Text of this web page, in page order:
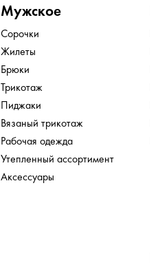
Мужское
Сорочки
Жилеты
Брюки
Трикотаж
Пиджаки
Вязаный трикотаж
Рабочая одежда
Утепленный ассортимент
Аксессуары